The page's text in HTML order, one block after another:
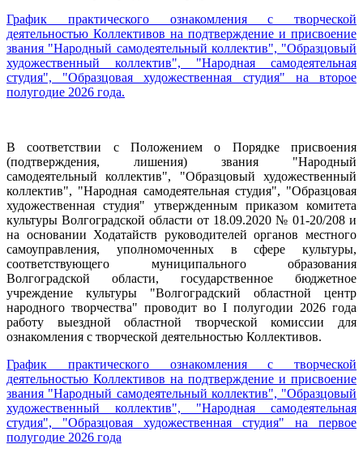
График практического ознакомления с творческой
деятельностью Коллективов на подтверждение и присвоение
звания "Народный самодеятельный коллектив", "Образцовый
художественный коллектив", "Народная самодеятельная
студия", "Образцовая художественная студия" на второе
полугодие 2026 года.
В соответствии с Положением о Порядке присвоения
(подтверждения, лишения) звания "Народный
самодеятельный коллектив", "Образцовый художественный
коллектив", "Народная самодеятельная студия", "Образцовая
художественная студия" утвержденным приказом комитета
культуры Волгоградской области от 18.09.2020 № 01-20/208 и
на основании Ходатайств руководителей органов местного
самоуправления, уполномоченных в сфере культуры,
соответствующего муниципального образования
Волгоградской области, государственное бюджетное
учреждение культуры "Волгоградский областной центр
народного творчества" проводит во I полугодии 2026 года
работу выездной областной творческой комиссии для
ознакомления с творческой деятельностью Коллективов.
График практического ознакомления с творческой
деятельностью Коллективов на подтверждение и присвоение
звания "Народный самодеятельный коллектив", "Образцовый
художественный коллектив", "Народная самодеятельная
студия", "Образцовая художественная студия" на первое
полугодие 2026 года